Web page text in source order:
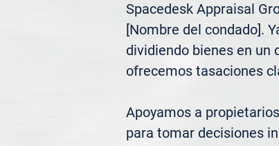
Spacedesk Appraisal
[Nombre del condado].
dividiendo bienes en un
ofrecemos tasaciones
Apoyamos a
para tomar decisiones